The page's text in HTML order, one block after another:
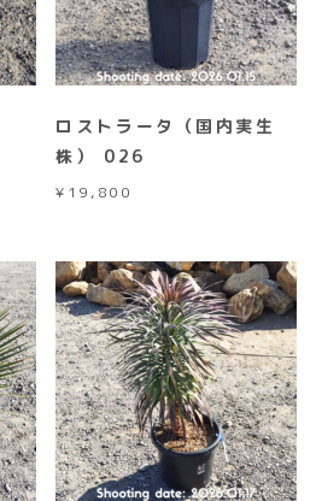
ロストラータ（国内実生
株） 026
¥ 19,800